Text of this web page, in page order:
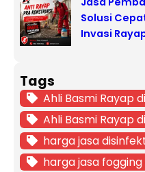
Solusi
Invasi
Tags
Ahli Basmi Rayap
Ahli Basmi Rayap
harga jasa
harga jasa